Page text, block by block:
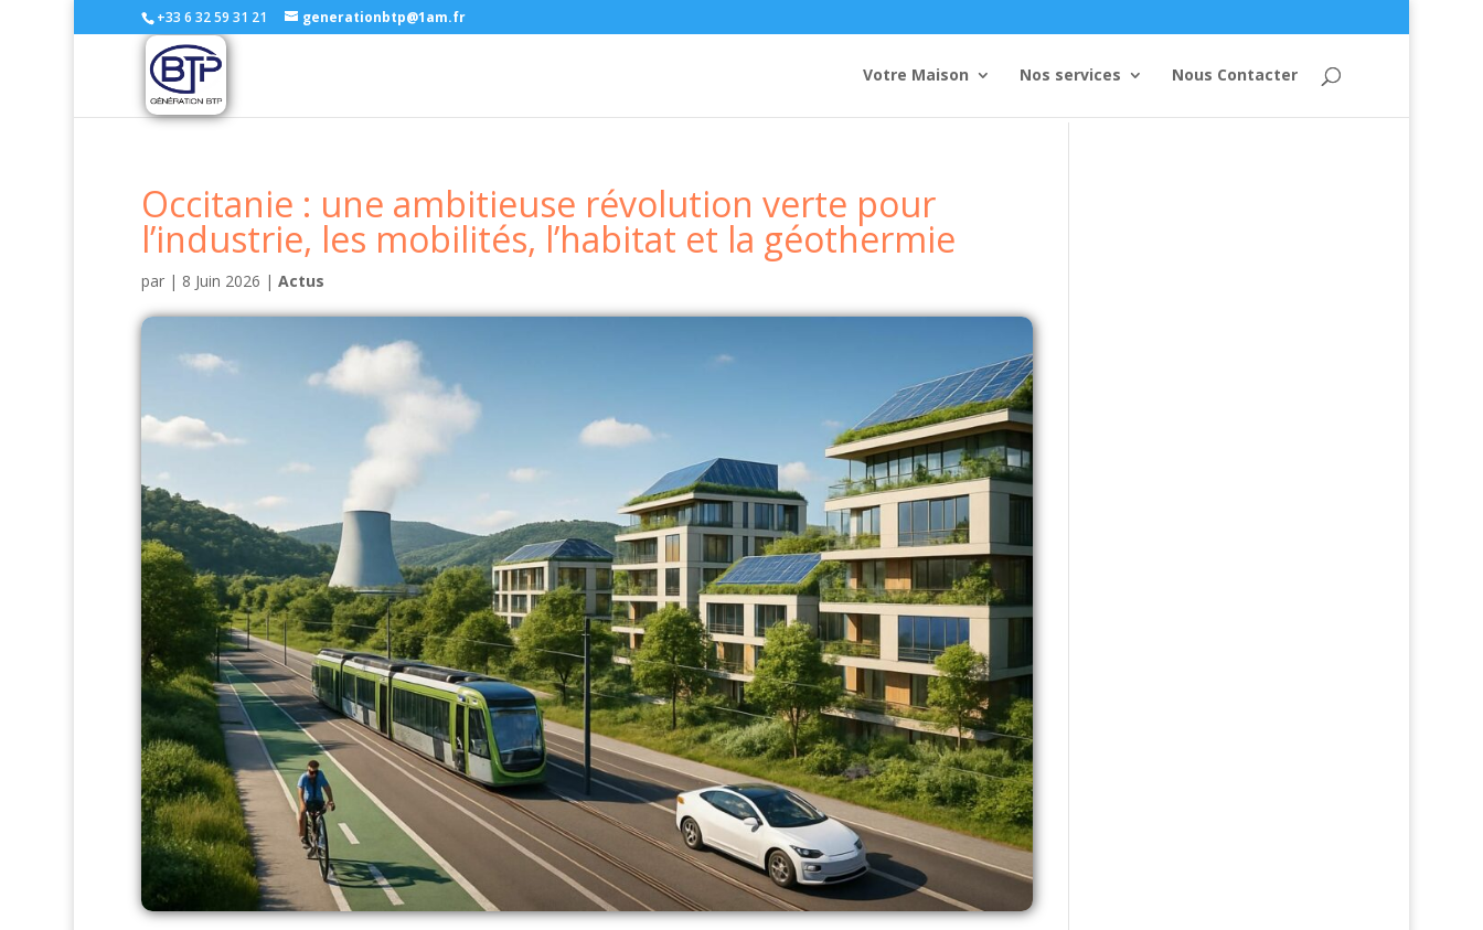
+33 6 32 59 31 21 generationbtp@1am.fr
Votre Maison Nos services Nous Contacter
Occitanie : une ambitieuse révolution verte pour
l’industrie, les mobilités, l’habitat et la géothermie
par | 8 Juin 2026 | Actus